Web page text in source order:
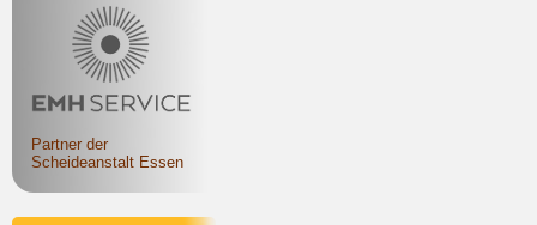
Partner der
Scheideanstalt Essen